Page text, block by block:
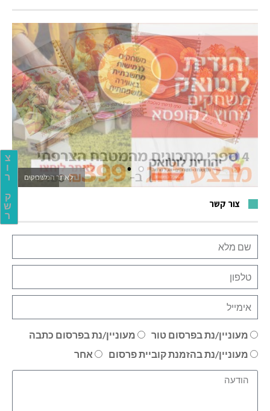
צ
ו
ר
ק
ש
ר
לאתר המשחקים
צור קשר
מעוניין/נת בפרסום טור
מעוניין/נת בפרסום כתבה
מעוניין/נת בהזמנת קוביית פרסום
אחר